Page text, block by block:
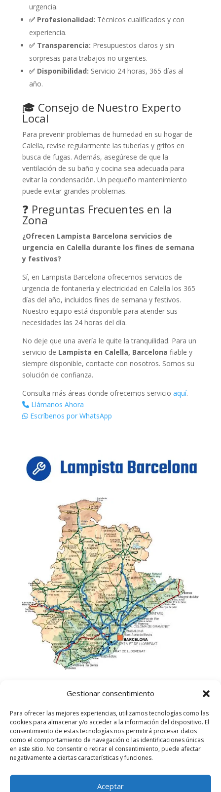
Gestionar consentimiento
Para ofrecer las mejores experiencias, utilizamos tecnologías como las
cookies para almacenar y/o acceder a la información del dispositivo. El
consentimiento de estas tecnologías nos permitirá procesar datos
como el comportamiento de navegación o las identificaciones únicas
en este sitio. No consentir o retirar el consentimiento, puede afectar
negativamente a ciertas características y funciones.
Aceptar
urgencia.
✅ Profesionalidad: Técnicos cualificados y con
experiencia.
✅ Transparencia: Presupuestos claros y sin
sorpresas para trabajos no urgentes.
✅ Disponibilidad: Servicio 24 horas, 365 días al
año.
🎓 Consejo de Nuestro Experto
Local
Para prevenir problemas de humedad en su hogar de
Calella, revise regularmente las tuberías y grifos en
busca de fugas. Además, asegúrese de que la
ventilación de su baño y cocina sea adecuada para
evitar la condensación. Un pequeño mantenimiento
puede evitar grandes problemas.
❓ Preguntas Frecuentes en la
Zona
¿Ofrecen Lampista Barcelona servicios de
urgencia en Calella durante los fines de semana
y festivos?
Sí, en Lampista Barcelona ofrecemos servicios de
urgencia de fontanería y electricidad en Calella los 365
días del año, incluidos fines de semana y festivos.
Nuestro equipo está disponible para atender sus
necesidades las 24 horas del día.
No deje que una avería le quite la tranquilidad. Para un
servicio de Lampista en Calella, Barcelona fiable y
siempre disponible, contacte con nosotros. Somos su
solución de confianza.
Consulta más áreas donde ofrecemos servicio aquí.
Llámanos Ahora
Escríbenos por WhatsApp
Lampista Barcelona. Todos los derechos